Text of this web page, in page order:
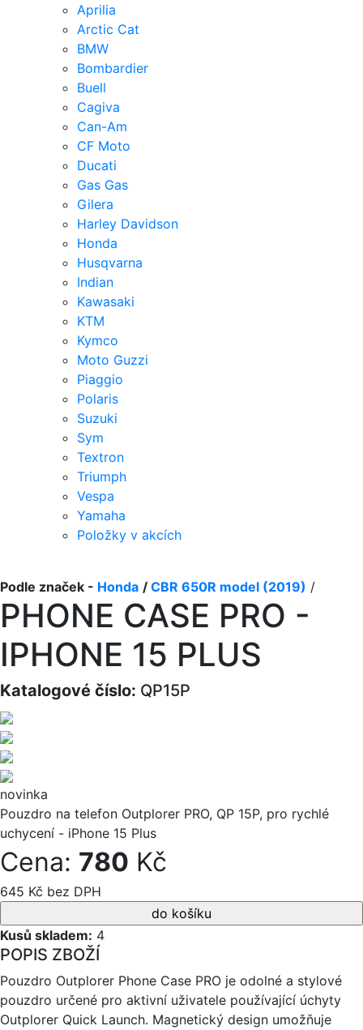
Aprilia
Arctic Cat
BMW
Bombardier
Buell
Cagiva
Can-Am
CF Moto
Ducati
Gas Gas
Gilera
Harley Davidson
Honda
Husqvarna
Indian
Kawasaki
KTM
Kymco
Moto Guzzi
Piaggio
Polaris
Suzuki
Sym
Textron
Triumph
Vespa
Yamaha
Položky v akcích
Podle značek - Honda / CBR 650R model (2019) /
PHONE CASE PRO -
IPHONE 15 PLUS
Katalogové číslo: QP15P
novinka
Pouzdro na telefon Outplorer PRO, QP 15P, pro rychlé
uchycení - iPhone 15 Plus
Cena: 780 Kč
645 Kč bez DPH
Kusů skladem: 4
POPIS ZBOŽÍ
Pouzdro Outplorer Phone Case PRO je odolné a stylové
pouzdro určené pro aktivní uživatele používající úchyty
Outplorer Quick Launch. Magnetický design umožňuje